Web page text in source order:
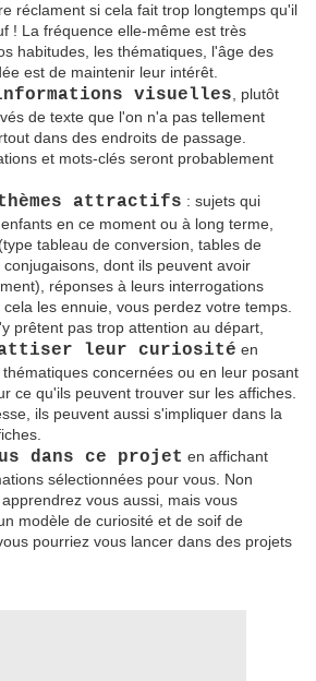
réclament si cela fait trop longtemps qu'il
! La fréquence elle-même est très
habitudes, les thématiques, l'âge des
est de maintenir leur intérêt.
visuelles , plutôt
de texte que l'on n'a pas tellement
dans des endroits de passage.
et mots-clés seront probablement
attractifs : sujets qui
en ce moment ou à long terme,
tableau de conversion, tables de
conjugaisons, dont ils peuvent avoir
réponses à leurs interrogations
les ennuie, vous perdez votre temps.
prêtent pas trop attention au départ,
leur curiosité en
concernées ou en leur posant
ce qu'ils peuvent trouver sur les affiches.
ils peuvent aussi s'impliquer dans la
dans ce projet en affichant
sélectionnées pour vous. Non
vous aussi, mais vous
modèle de curiosité et de soif de
pourriez vous lancer dans des projets